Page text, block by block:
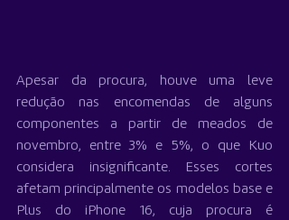
Apesar da procura, houve uma leve
redução nas encomendas de alguns
componentes a partir de meados de
novembro, entre 3% e 5%, o que Kuo
considera insignificante. Esses cortes
afetam principalmente os modelos base e
Plus do iPhone 16, cuja procura é